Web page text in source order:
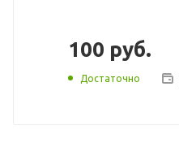
100 руб.
Достаточно